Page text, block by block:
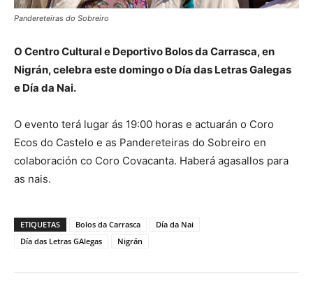
Pandereteiras do Sobreiro
O Centro Cultural e Deportivo Bolos da Carrasca, en
Nigrán, celebra este domingo o Día das Letras Galegas
e Día da Nai.
O evento terá lugar ás 19:00 horas e actuarán o Coro
Ecos do Castelo e as Pandereteiras do Sobreiro en
colaboración co Coro Covacanta. Haberá agasallos para
as nais.
ETIQUETAS Bolos da Carrasca
Día da Nai
Día das Letras GAlegas
Nigrán